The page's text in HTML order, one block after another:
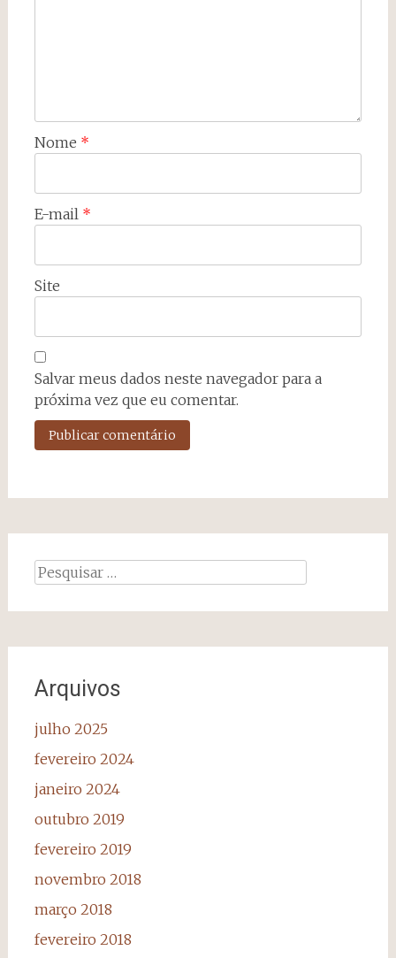
Nome *
E-mail *
Site
Salvar meus dados neste navegador para a
próxima vez que eu comentar.
Pesquisar
Arquivos
julho 2025
fevereiro 2024
janeiro 2024
outubro 2019
fevereiro 2019
novembro 2018
março 2018
fevereiro 2018